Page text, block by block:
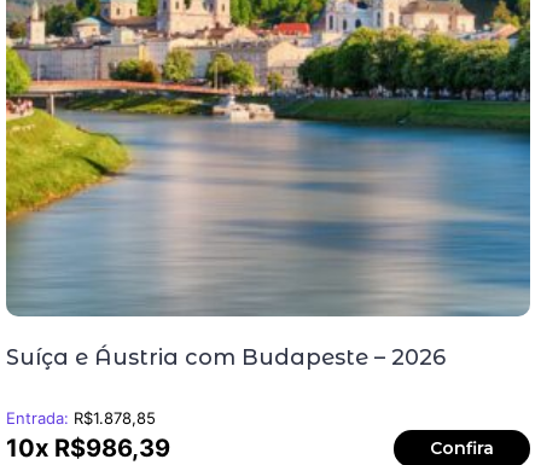
Suíça e Áustria com Budapeste – 2026
Entrada: R$1.878,85
10x R$986,39 Confira